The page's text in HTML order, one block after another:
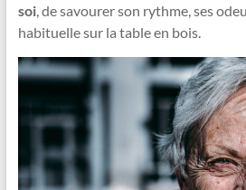
soi, de savourer son rythme, ses
habituelle sur la table en bois.